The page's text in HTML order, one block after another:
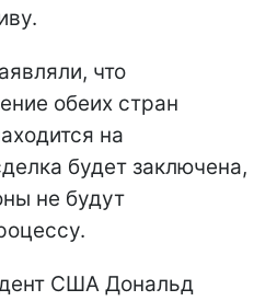
что
обеих стран
на
будет заключена,
не будут
США Дональд